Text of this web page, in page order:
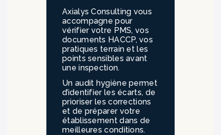
Axialys Consulting vous
accompagne pour
vérifier votre PMS, vos
documents HACCP, vos
pratiques terrain et les
points sensibles avant
une inspection.
Un audit hygiène permet
d’identifier les écarts, de
prioriser les corrections
et de préparer votre
établissement dans de
meilleures conditions.